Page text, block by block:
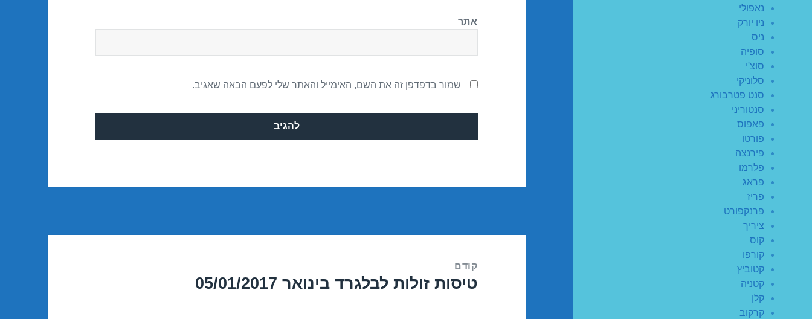
נאפולי
ניו יורק
ניס
סופיה
סוצ'י
סלוניקי
סנט פטרבורג
סנטוריני
פאפוס
פורטו
פירנצה
פלרמו
פראג
פריז
פרנקפורט
ציריך
קוס
קורפו
קטוביץ
קטניה
קלן
קרקוב
אתר
שמור בדפדפן זה את השם, האימייל והאתר שלי לפעם הבאה שאגיב.
קודם
הפוסט
טיסות זולות לבלגרד בינואר 05/01/2017